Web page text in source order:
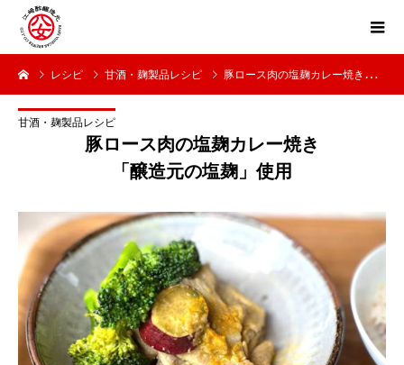
レシピ 甘酒・麹製品レシピ 豚ロース肉の塩麹カレー焼き「醸造元の塩麹」使用
甘酒・麹製品レシピ
豚ロース肉の塩麹カレー焼き
「醸造元の塩麹」使用